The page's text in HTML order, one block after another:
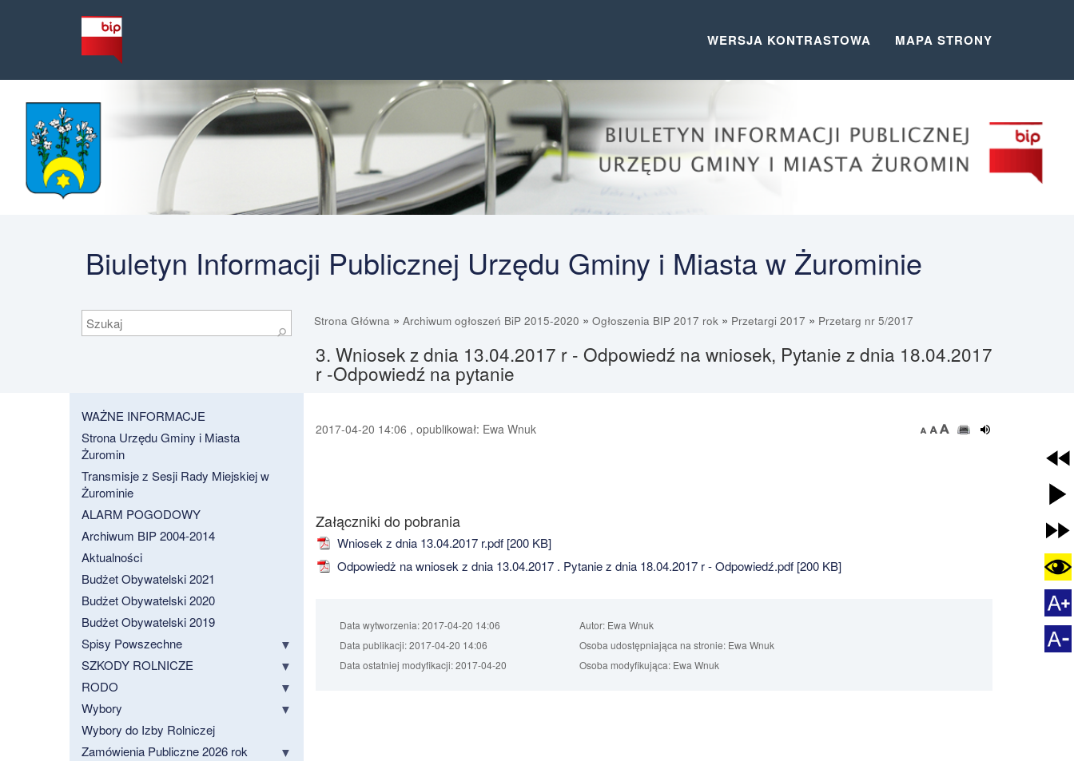
WERSJA KONTRASTOWA MAPA STRONY
Biuletyn Informacji Publicznej Urzędu Gminy i Miasta w Żurominie
Szukaj
⚲
Strona Główna » Archiwum ogłoszeń BiP 2015-2020 » Ogłoszenia BIP 2017 rok » Przetargi 2017 » Przetarg nr 5/2017
3. Wniosek z dnia 13.04.2017 r - Odpowiedź na wniosek, Pytanie z dnia 18.04.2017
r -Odpowiedź na pytanie
WAŻNE INFORMACJE
Strona Urzędu Gminy i Miasta
Żuromin
Transmisje z Sesji Rady Miejskiej w
Żurominie
ALARM POGODOWY
Archiwum BIP 2004-2014
Aktualności
Budżet Obywatelski 2021
Budżet Obywatelski 2020
Budżet Obywatelski 2019
Spisy Powszechne
SZKODY ROLNICZE
RODO
Wybory
Wybory do Izby Rolniczej
Zamówienia Publiczne 2026 rok
2017-04-20 14:06 , opublikował: Ewa Wnuk
Załączniki do pobrania
Wniosek z dnia 13.04.2017 r.pdf [200 KB]
Odpowiedż na wniosek z dnia 13.04.2017 . Pytanie z dnia 18.04.2017 r - Odpowiedź.pdf [200 KB]
Data wytworzenia:2017-04-20 14:06 Autor:Ewa Wnuk
Data publikacji:2017-04-20 14:06 Osoba udostępniająca na stronie:Ewa Wnuk
Data ostatniej modyfikacji:2017-04-20 Osoba modyfikująca:Ewa Wnuk